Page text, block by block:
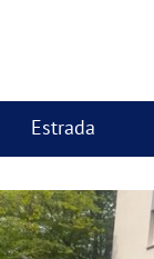
Estrada